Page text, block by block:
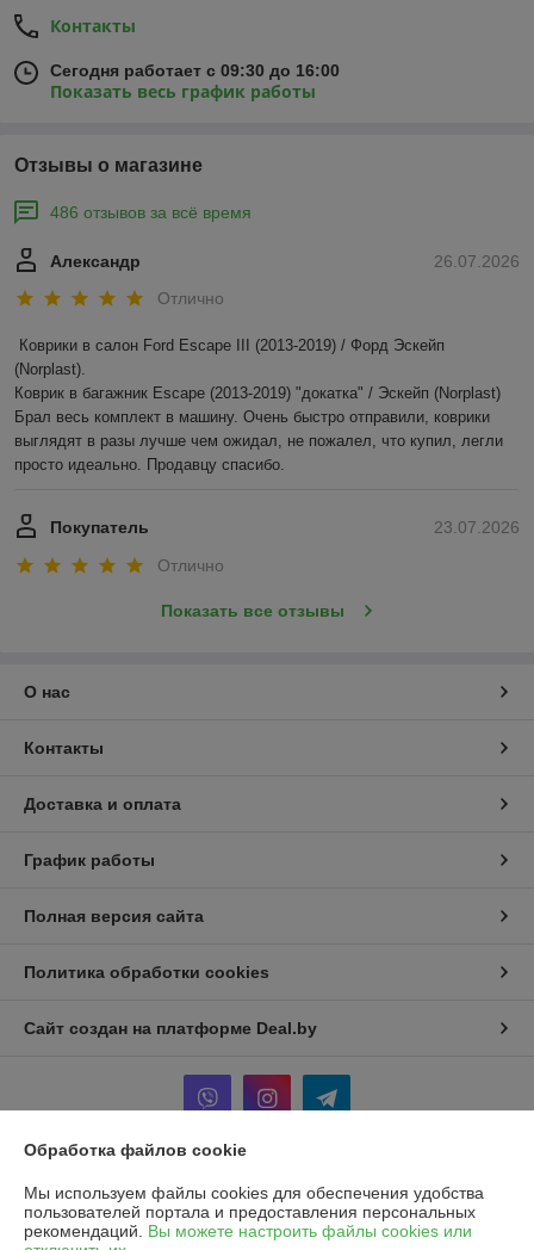
Контакты
Сегодня работает с 09:30 до 16:00
Показать весь график работы
Отзывы о магазине
486 отзывов за всё время
26.07.2026
Александр
Отлично
Коврики в салон Ford Escape III (2013-2019) / Форд Эскейп
(Norplast).
Коврик в багажник Escape (2013-2019) "докатка" / Эскейп (Norplast)
Брал весь комплект в машину. Очень быстро отправили, коврики
выглядят в разы лучше чем ожидал, не пожалел, что купил, легли
просто идеально. Продавцу спасибо.
23.07.2026
Покупатель
Отлично
Показать все отзывы
О нас
Контакты
Доставка и оплата
График работы
Полная версия сайта
Политика обработки cookies
Сайт создан на платформе Deal.by
Информация для покупателя
Юридическое лицо: Частное унитарное предприятие «Рапидита»
220140, г. Минск, ул. Лещинского, 14А, пом. 342
Обработка файлов cookie
Мы используем файлы cookies для обеспечения удобства
пользователей портала и предоставления персональных
рекомендаций. Вы можете настроить файлы cookies или